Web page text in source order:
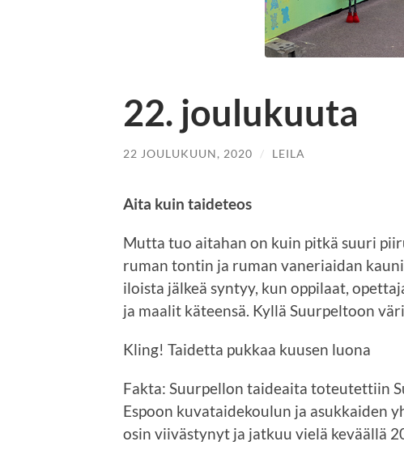
22. joulukuuta
22 JOULUKUUN, 2020 / LEILA
Aita kuin taideteos
Mutta tuo aitahan on kuin pitkä suuri
ruman tontin ja ruman vaneriaidan
iloista jälkeä syntyy, kun oppilaat,
ja maalit käteensä. Kyllä Suurpeltoon
Kling! Taidetta pukkaa kuusen luona
Fakta: Suurpellon taideaita toteutettiin
Espoon kuvataidekoulun ja asukkaiden
osin viivästynyt ja jatkuu vielä keväällä